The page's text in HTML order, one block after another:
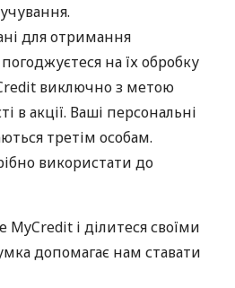
для отримання
на їх обробку
виключно з метою
в акції. Ваші персональні
третім особам.
використати до
і ділитеся своїми
допомагає нам ставати